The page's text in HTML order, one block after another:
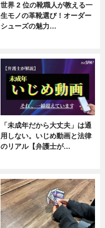
世界 2 位の靴職人が教える一
生モノの革靴選び！オーダー
シューズの魅力…
「未成年だから大丈夫」は通
用しない。いじめ動画と法律
のリアル【弁護士が…